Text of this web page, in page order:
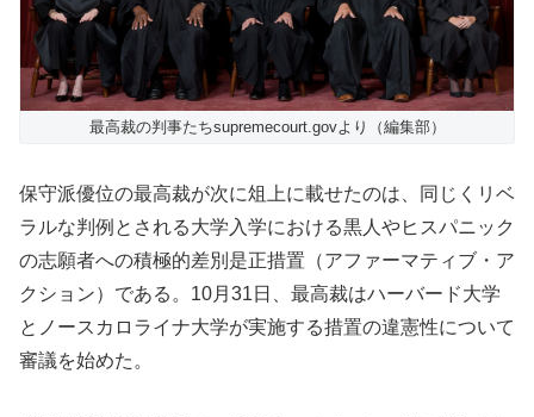
最高裁の判事たちsupremecourt.govより（編集部）
保守派優位の最高裁が次に俎上に載せたのは、同じくリベ
ラルな判例とされる大学入学における黒人やヒスパニック
の志願者への積極的差別是正措置（アファーマティブ・ア
クション）である。10月31日、最高裁はハーバード大学
とノースカロライナ大学が実施する措置の違憲性について
審議を始めた。